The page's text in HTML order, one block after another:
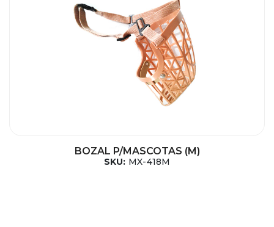
BOZAL P/MASCOTAS (M)
SKU: MX-418M